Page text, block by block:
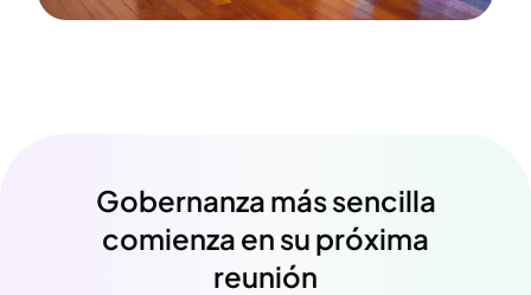
Gobernanza más sencilla
comienza en su próxima
reunión